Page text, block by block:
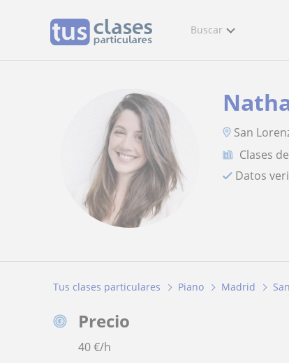
Buscar
San
Clases
Datos
Tus clases particulares Piano Madrid
Precio
40€/h